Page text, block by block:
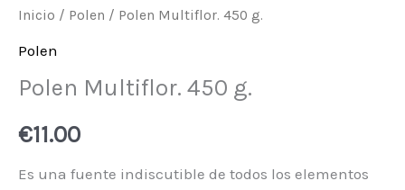
Inicio / Polen / Polen Multiflor. 450 g.
Polen
Polen Multiflor. 450 g.
€11.00
Es una fuente indiscutible de todos los elementos